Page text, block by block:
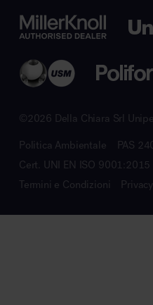
©2026 Della Chiara Srl
Politica Ambientale PAS
Cert. UNI EN ISO 9001:2015
Termini e Condizioni